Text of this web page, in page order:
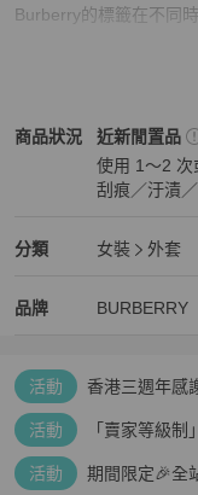
Burberry的標籤在不同
求，標籤開始使用較大
售。
這款初剪羊毛（Virgin
mere） 增添保暖性。
在金屬鈕扣以及腰帶扣
尺寸：Uk8
產地：MADE IN
商品狀況
BURBERRY女裝商品狀
近新閒置品
使用 1～2 次
刮痕／汙漬／
分類
BURBERRY女裝分類資訊
女裝
外套
品牌
BURBERRY精品女裝品
BURBERRY
BURBERRY推薦清單
活動
香港三週年感
活動 「賣家等級制
活動 期間限定🎉全